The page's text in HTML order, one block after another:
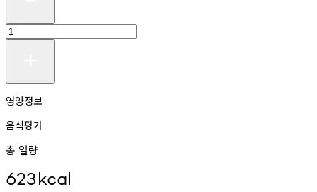
영양정보
음식평가
총 열량
623kcal